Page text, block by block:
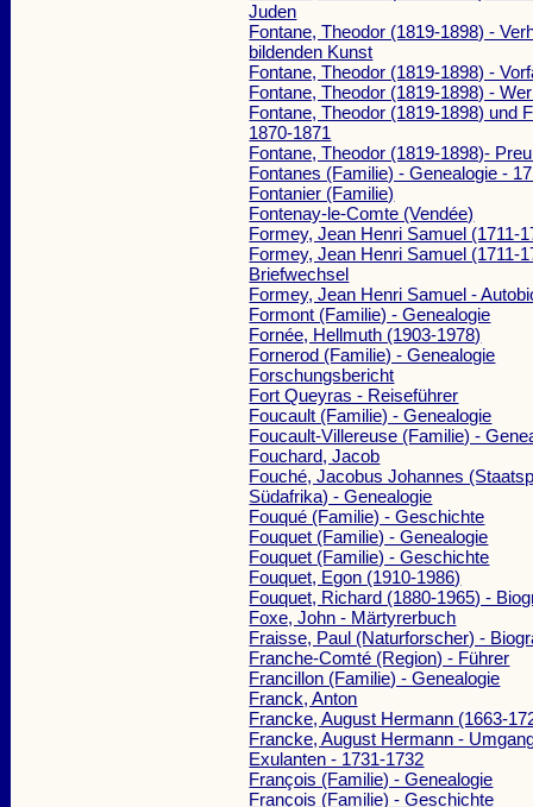
Juden
Fontane, Theodor (1819-1898) -
bildenden Kunst
Fontane, Theodor (1819-1898) -
Fontane, Theodor (1819-1898) -
Fontane, Theodor (1819-1898) und
1870-1871
Fontane, Theodor (1819-1898)-
Fontanes (Familie) - Genealogie -
Fontanier (Familie)
Fontenay-le-Comte (Vendée)
Formey, Jean Henri Samuel (1711-
Formey, Jean Henri Samuel (1711-
Briefwechsel
Formey, Jean Henri Samuel -
Formont (Familie) - Genealogie
Fornée, Hellmuth (1903-1978)
Fornerod (Familie) - Genealogie
Forschungsbericht
Fort Queyras - Reiseführer
Foucault (Familie) - Genealogie
Foucault-Villereuse (Familie) -
Fouchard, Jacob
Fouché, Jacobus Johannes
Südafrika) - Genealogie
Fouqué (Familie) - Geschichte
Fouquet (Familie) - Genealogie
Fouquet (Familie) - Geschichte
Fouquet, Egon (1910-1986)
Fouquet, Richard (1880-1965) -
Foxe, John - Märtyrerbuch
Fraisse, Paul (Naturforscher) -
Franche-Comté (Region) - Führer
Francillon (Familie) - Genealogie
Franck, Anton
Francke, August Hermann (1663-
Francke, August Hermann -
Exulanten - 1731-1732
François (Familie) - Genealogie
François (Familie) - Geschichte